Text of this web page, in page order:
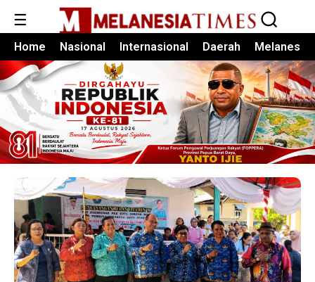
☰
Home Nasional Internasional Daerah Melanesia